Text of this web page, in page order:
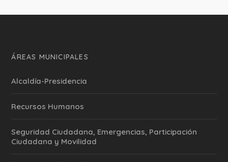
ÁREAS MUNICIPALES
Alcaldía-Presidencia
Recursos Humanos
Seguridad Ciudadana, Emergencias, Participación
Ciudadana y Movilidad